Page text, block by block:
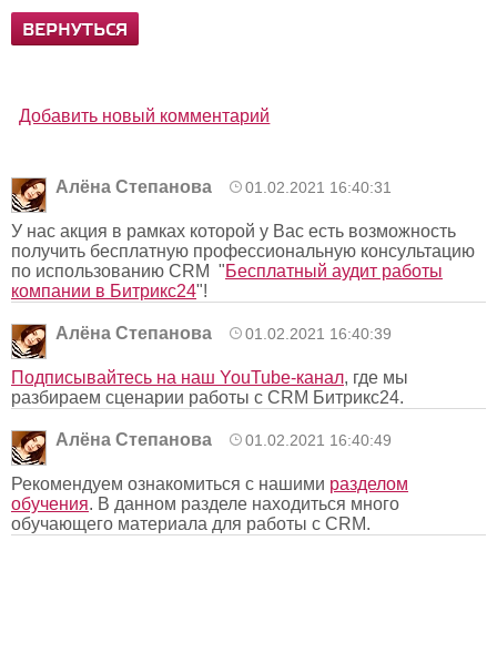
ВЕРНУТЬСЯ
Добавить новый комментарий
Алёна Степанова 01.02.2021 16:40:31
У нас акция в рамках которой у Вас есть возможность
получить бесплатную профессиональную консультацию
по использованию CRM "Бесплатный аудит работы
компании в Битрикс24"!
Алёна Степанова 01.02.2021 16:40:39
Подписывайтесь на наш YouTube-канал, где мы
разбираем сценарии работы с CRM Битрикс24.
Алёна Степанова 01.02.2021 16:40:49
Рекомендуем ознакомиться с нашими разделом
обучения. В данном разделе находиться много
обучающего материала для работы с CRM.